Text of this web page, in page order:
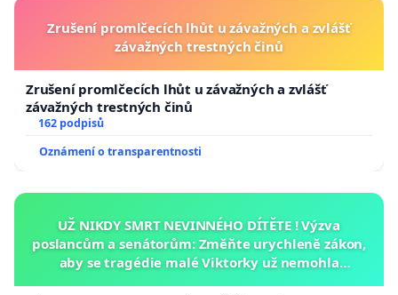
Zrušení promlčecích lhůt u závažných a zvlášť
závažných trestných činů
Zrušení promlčecích lhůt u závažných a zvlášť
závažných trestných činů
162 podpisů
Oznámení o transparentnosti
UŽ NIKDY SMRT NEVINNÉHO DÍTĚTE ! Výzva
poslancům a senátorům: Změňte urychleně zákon,
aby se tragédie malé Viktorky už nemohla